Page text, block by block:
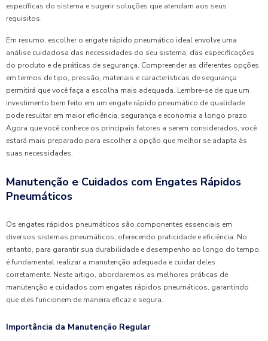
específicas do sistema e sugerir soluções que atendam aos seus
requisitos.
Em resumo, escolher o engate rápido pneumático ideal envolve uma
análise cuidadosa das necessidades do seu sistema, das especificações
do produto e de práticas de segurança. Compreender as diferentes opções
em termos de tipo, pressão, materiais e características de segurança
permitirá que você faça a escolha mais adequada. Lembre-se de que um
investimento bem feito em um engate rápido pneumático de qualidade
pode resultar em maior eficiência, segurança e economia a longo prazo.
Agora que você conhece os principais fatores a serem considerados, você
estará mais preparado para escolher a opção que melhor se adapta às
suas necessidades.
Manutenção e Cuidados com Engates Rápidos
Pneumáticos
Os engates rápidos pneumáticos são componentes essenciais em
diversos sistemas pneumáticos, oferecendo praticidade e eficiência. No
entanto, para garantir sua durabilidade e desempenho ao longo do tempo,
é fundamental realizar a manutenção adequada e cuidar deles
corretamente. Neste artigo, abordaremos as melhores práticas de
manutenção e cuidados com engates rápidos pneumáticos, garantindo
que eles funcionem de maneira eficaz e segura.
Importância da Manutenção Regular